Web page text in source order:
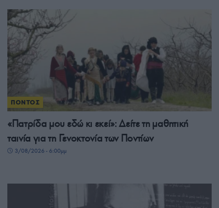
ΠΟΝΤΟΣ
«Πατρίδα μου εδώ κι εκεί»: Δείτε τη μαθητική
ταινία για τη Γενοκτονία των Ποντίων
3/08/2026 - 6:00μμ